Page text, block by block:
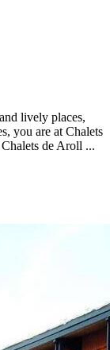
lively places,
you are at Chalets
de Aroll ...